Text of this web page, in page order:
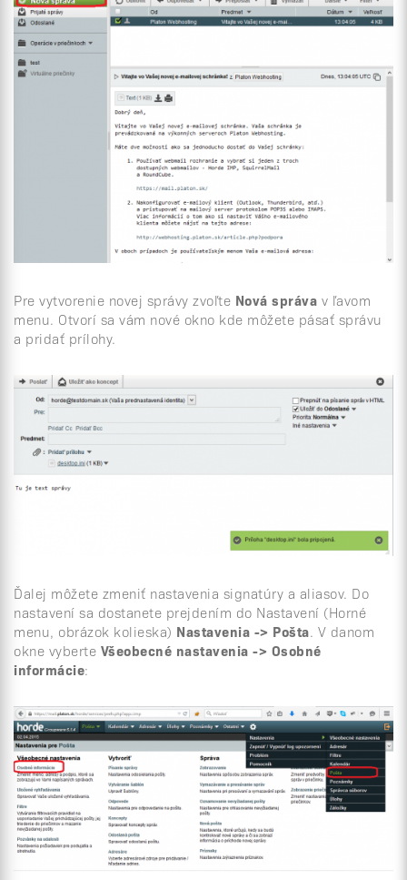
Pre vytvorenie novej správy zvoľte Nová správa v ľavom
menu. Otvorí sa vám nové okno kde môžete pásať správu
a pridať prílohy.
Ďalej môžete zmeniť nastavenia signatúry a aliasov. Do
nastavení sa dostanete prejdením do Nastavení (Horné
menu, obrázok kolieska) Nastavenia -> Pošta. V danom
okne vyberte Všeobecné nastavenia -> Osobné
informácie: